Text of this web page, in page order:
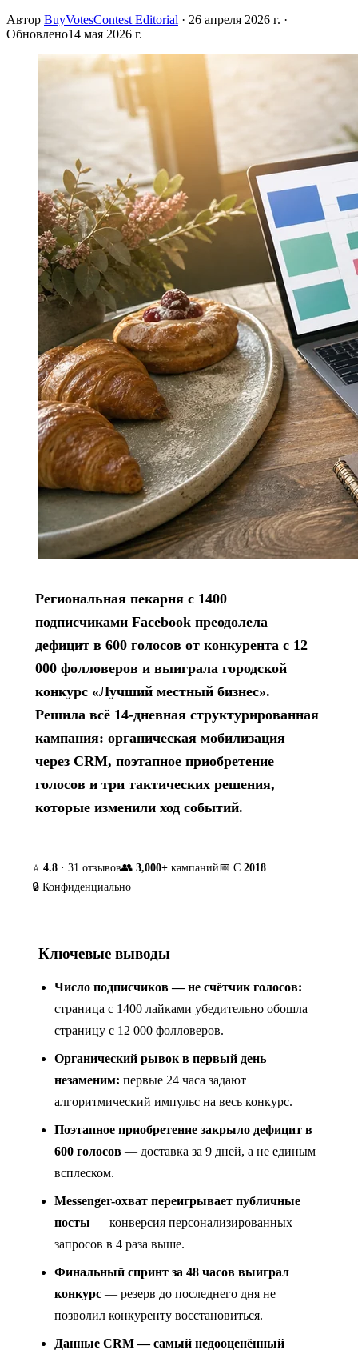
Автор BuyVotesContest Editorial · 26 апреля 2026 г. ·
Обновлено14 мая 2026 г.
Региональная пекарня с 1400
подписчиками Facebook преодолела
дефицит в 600 голосов от конкурента с 12
000 фолловеров и выиграла городской
конкурс «Лучший местный бизнес».
Решила всё 14-дневная структурированная
кампания: органическая мобилизация
через CRM, поэтапное приобретение
голосов и три тактических решения,
которые изменили ход событий.
⭐ 4.8 · 31 отзывов👥 3,000+ кампаний📅 С 2018
🔒 Конфиденциально
Ключевые выводы
Число подписчиков — не счётчик голосов:
страница с 1400 лайками убедительно обошла
страницу с 12 000 фолловеров.
Органический рывок в первый день
незаменим: первые 24 часа задают
алгоритмический импульс на весь конкурс.
Поэтапное приобретение закрыло дефицит в
600 голосов — доставка за 9 дней, а не единым
всплеском.
Messenger-охват переигрывает публичные
посты — конверсия персонализированных
запросов в 4 раза выше.
Финальный спринт за 48 часов выиграл
конкурс — резерв до последнего дня не
позволил конкуренту восстановиться.
Данные CRM — самый недооценённый